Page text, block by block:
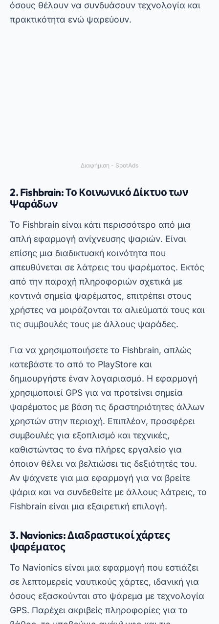
επίσης μια διαδικτυακή κοινότητα που
απευθύνεται σε λάτρεις του ψαρέματος. Εκτός
ψαρέματος με βάση τις δραστηριότητες άλλων
συμβουλές για εξοπλισμό και τεχνικές,
καθιστώντας το ένα πλήρες εργαλείο για
όποιον θέλει να βελτιώσει τις δεξιότητές του.
Αν ψάχνετε για μια εφαρμογή για να βρείτε
ψάρια και να συνδεθείτε με άλλους λάτρεις, το
Fishbrain είναι μια εξαιρετική επιλογή.
3. Navionics: Διαδραστικοί χάρτες
ψαρέματος
Το Navionics είναι μια εφαρμογή που εστιάζει
όσους εξασκούνται στο ψάρεμα με τεχνολογία
GPS. Παρέχει ακριβείς πληροφορίες για το
βάθος, το υποβρύχιο ανάγλυφο και τις
περιοχές κατάλληλες για την παρουσία
ψαριών. Αυτά τα δεδομένα είναι απαραίτητα
για τον προγραμματισμό ενός επιτυχημένου
ταξιδιού για ψάρεμα.
Διαφήμιση - SpotAds
Μπορείτε να κατεβάσετε τη βασική έκδοση του
Navionics δωρεάν από το PlayStore, αλλά
ορισμένες προηγμένες λειτουργίες απαιτούν
συνδρομή. Επιπλέον, η εφαρμογή περιλαμβάνει
καιρικές και θαλάσσιες προβλέψεις,
βοηθώντας τους ψαράδες να αποφύγουν τις
πρόσβαση σε σύγχρονα εργαλεία αλιείας που
διευκολύνουν τον εντοπισμό κοπαδιών ψαριών.
4. iBobber: The Compact Fish Finder